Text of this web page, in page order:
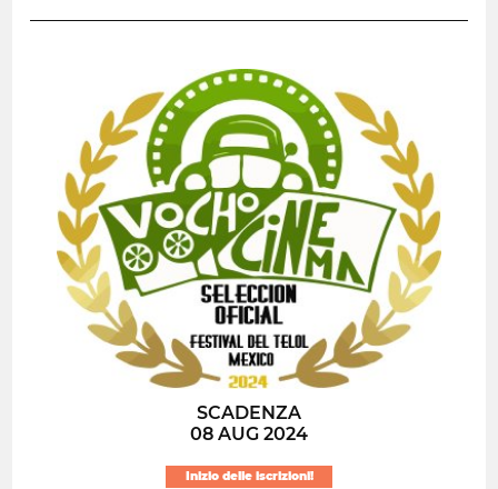
SCADENZA
08 AUG 2024
Inizio delle iscrizioni!